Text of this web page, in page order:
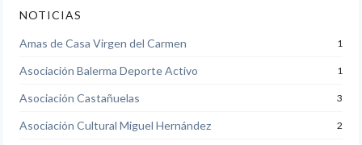
NOTICIAS
Amas de Casa Virgen del Carmen 1
Asociación Balerma Deporte Activo 1
Asociación Castañuelas 3
Asociación Cultural Miguel Hernández 2